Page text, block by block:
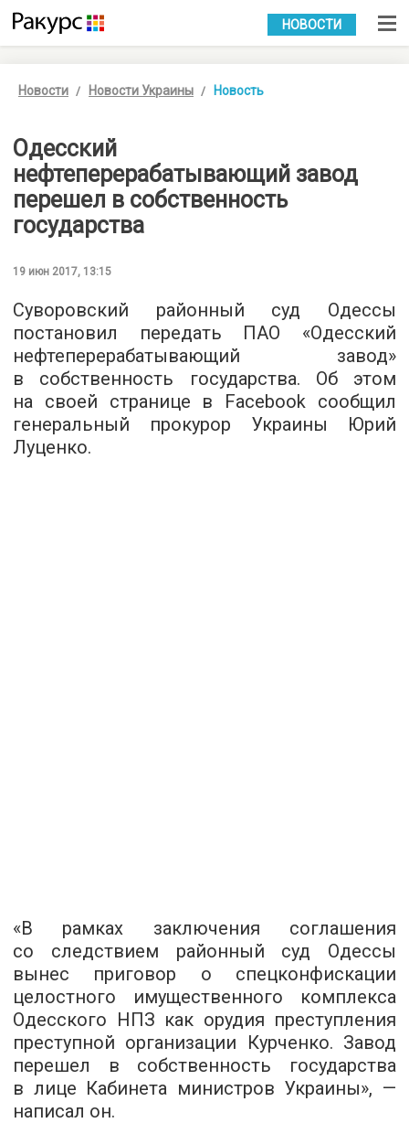
УКР РУС
НОВОСТИ
Новости Новости Украины Новость
Одесский
нефтеперерабатывающий завод
перешел в собственность
государства
19 июн 2017, 13:15
Суворовский районный суд Одессы
постановил передать ПАО «Одесский
нефтеперерабатывающий завод»
в собственность государства. Об этом
на своей странице в Facebook сообщил
генеральный прокурор Украины Юрий
Луценко.
«В рамках заключения соглашения
со следствием районный суд Одессы
вынес приговор о спецконфискации
целостного имущественного комплекса
Одесского НПЗ как орудия преступления
преступной организации Курченко. Завод
перешел в собственность государства
в лице Кабинета министров Украины», —
написал он.